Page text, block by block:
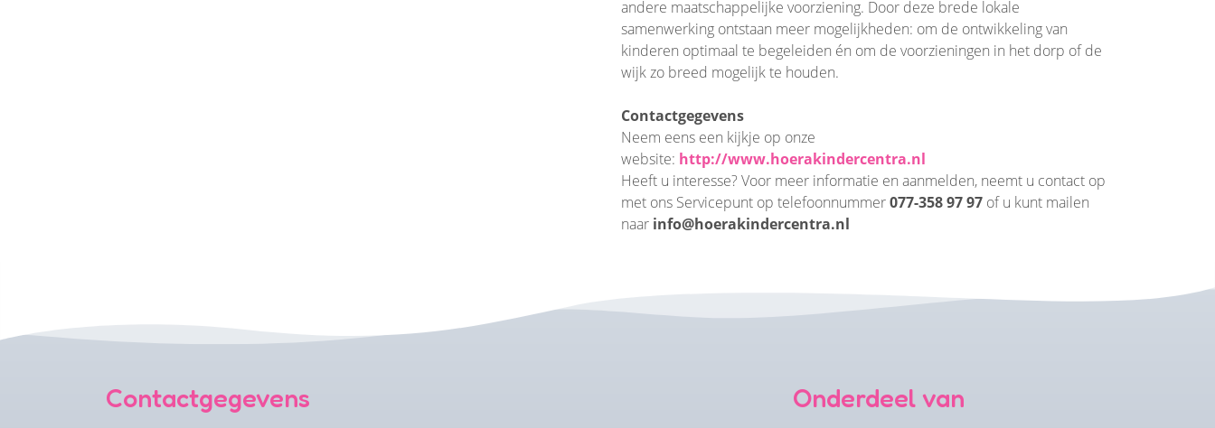
andere maatschappelijke voorziening. Door deze brede lokale
samenwerking ontstaan meer mogelijkheden: om de ontwikkeling van
kinderen optimaal te begeleiden én om de voorzieningen in het dorp of de
wijk zo breed mogelijk te houden.
Contactgegevens
Neem eens een kijkje op onze
website: http://www.hoerakindercentra.nl
Heeft u interesse? Voor meer informatie en aanmelden, neemt u contact op
met ons Servicepunt op telefoonnummer077-358 97 97 of u kunt mailen
naar info@hoerakindercentra.nl
Contactgegevens Onderdeel van